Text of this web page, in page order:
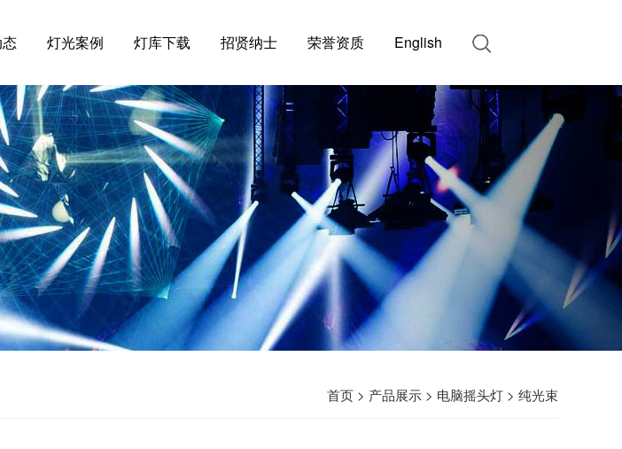
灯光案例 灯库下载 招贤纳士 荣誉资质 English
首页 > 产品展示 > 电脑摇头灯 > 纯光束